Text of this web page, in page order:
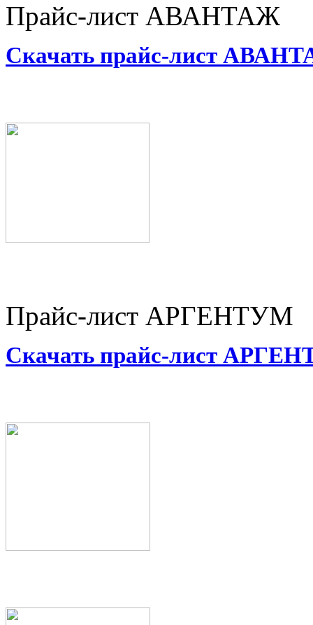
Прайс-лист АВАНТАЖ
Скачать прайс-лист
Прайс-лист АРГЕНТУМ
Скачать прайс-лист